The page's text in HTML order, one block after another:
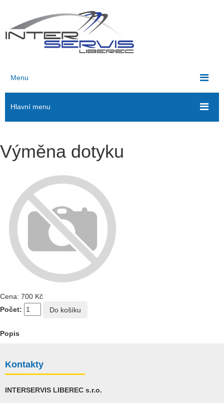
Menu
Hlavní menu
Výměna dotyku
Cena: 700 Kč
Počet:
Popis
Kontakty
INTERSERVIS LIBEREC s.r.o.